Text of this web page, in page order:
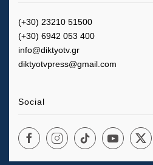
(+30) 23210 51500
(+30) 6942 053 400
info@diktyotv.gr
diktyotvpress@gmail.com
Social